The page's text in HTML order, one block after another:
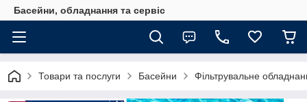
Басейни, обладнання та сервіс
Товари та послуги Басейни Фільтрувальне